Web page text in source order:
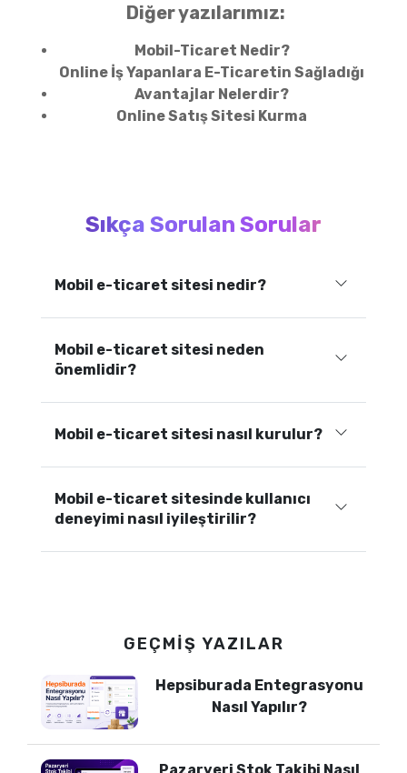
Diğer yazılarımız:
Mobil-Ticaret Nedir?
Online İş Yapanlara E-Ticaretin Sağladığı
Avantajlar Nelerdir?
Online Satış Sitesi Kurma
Sıkça Sorulan Sorular
Mobil e-ticaret sitesi nedir?
Mobil e-ticaret sitesi neden
önemlidir?
Mobil e-ticaret sitesi nasıl kurulur?
Mobil e-ticaret sitesinde kullanıcı
deneyimi nasıl iyileştirilir?
GEÇMIŞ YAZILAR
Hepsiburada Entegrasyonu
Nasıl Yapılır?